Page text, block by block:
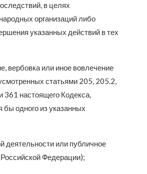
в целях
организаций либо
указанных действий в тех
вербовка или иное вовлечение
статьями 205, 205.2,
настоящего Кодекса,
бы одного из указанных
деятельности или публичное
Федерации);